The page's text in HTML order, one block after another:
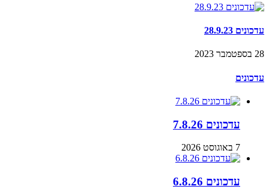
עדכונים 28.9.23
28 בספטמבר 2023
עדכונים
עדכונים 7.8.26
7 באוגוסט 2026
עדכונים 6.8.26